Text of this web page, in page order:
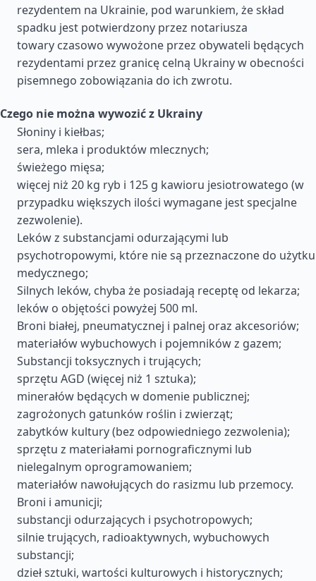
rezydentem na Ukrainie, pod warunkiem, że skład
spadku jest potwierdzony przez notariusza
towary czasowo wywożone przez obywateli będących
rezydentami przez granicę celną Ukrainy w obecności
pisemnego zobowiązania do ich zwrotu.
Czego nie można wywozić z Ukrainy
Słoniny i kiełbas;
sera, mleka i produktów mlecznych;
świeżego mięsa;
więcej niż 20 kg ryb i 125 g kawioru jesiotrowatego (w
przypadku większych ilości wymagane jest specjalne
zezwolenie).
Leków z substancjami odurzającymi lub
psychotropowymi, które nie są przeznaczone do użytku
medycznego;
Silnych leków, chyba że posiadają receptę od lekarza;
leków o objętości powyżej 500 ml.
Broni białej, pneumatycznej i palnej oraz akcesoriów;
materiałów wybuchowych i pojemników z gazem;
Substancji toksycznych i trujących;
sprzętu AGD (więcej niż 1 sztuka);
minerałów będących w domenie publicznej;
zagrożonych gatunków roślin i zwierząt;
zabytków kultury (bez odpowiedniego zezwolenia);
sprzętu z materiałami pornograficznymi lub
nielegalnym oprogramowaniem;
materiałów nawołujących do rasizmu lub przemocy.
Broni i amunicji;
substancji odurzających i psychotropowych;
silnie trujących, radioaktywnych, wybuchowych
substancji;
dzieł sztuki, wartości kulturowych i historycznych;